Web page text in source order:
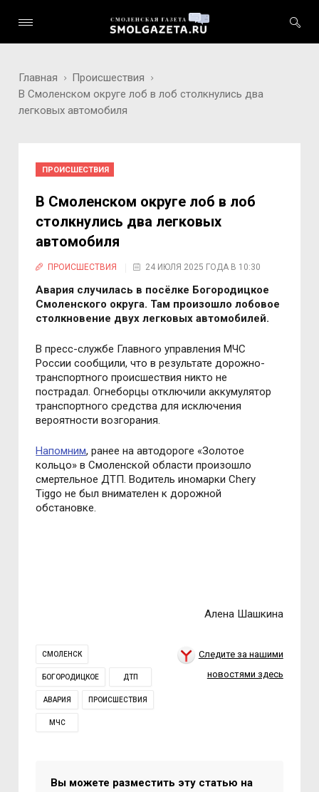
Главная
Происшествия
В Смоленском округе лоб в лоб столкнулись два
легковых автомобиля
ПРОИСШЕСТВИЯ
В Смоленском округе лоб в лоб
столкнулись два легковых
автомобиля
ПРОИСШЕСТВИЯ 24 ИЮЛЯ 2025 ГОДА В 10:30
Авария случилась в посёлке Богородицкое
Смоленского округа. Там произошло лобовое
столкновение двух легковых автомобилей.
В пресс-службе Главного управления МЧС
России сообщили, что в результате дорожно-
транспортного происшествия никто не
пострадал.Огнеборцы отключили аккумулятор
транспортного средства для исключения
вероятности возгорания.
Напомним, ранее на автодороге «Золотое
кольцо» в Смоленской области произошло
смертельное ДТП. Водитель иномарки Chery
Tiggo не был внимателен к дорожной
обстановке.
Алена Шашкина
СМОЛЕНСК
БОГОРОДИЦКОЕ ДТП
АВАРИЯ ПРОИСШЕСТВИЯ
МЧС
Следите за нашими
новостями здесь
Вы можете разместить эту статью на